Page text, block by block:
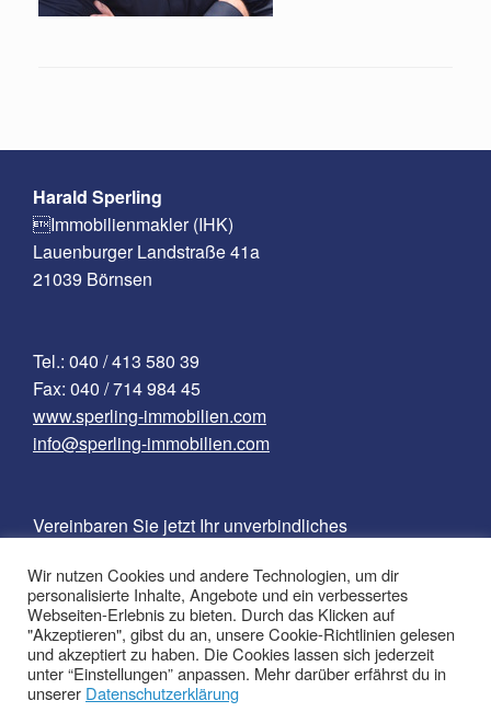
Harald Sperling
Immobilienmakler (IHK)
Lauenburger Landstraße 41a
21039 Börnsen
Tel.: 040 / 413 580 39
Fax: 040 / 714 984 45
www.sperling-immobilien.com
info@sperling-immobilien.com
Vereinbaren Sie jetzt Ihr unverbindliches
Kontakt
Impressum
Datenschutzerklärung
Wir nutzen Cookies und andere Technologien, um dir
personalisierte Inhalte, Angebote und ein verbessertes
Webseiten-Erlebnis zu bieten. Durch das Klicken auf
"Akzeptieren", gibst du an, unsere Cookie-Richtlinien gelesen
und akzeptiert zu haben. Die Cookies lassen sich jederzeit
unter “Einstellungen” anpassen. Mehr darüber erfährst du in
unserer Datenschutzerklärung